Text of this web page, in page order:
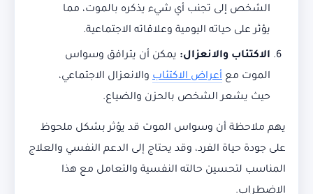
الشخص إلى تجنب أي شيء يذكره بالموت، مما
يؤثر على حياته اليومية وعلاقاته الاجتماعية.
الاكتئاب والانعزال: يمكن أن يترافق وسواس
الموت مع أعراض الاكتئاب والانعزال الاجتماعي،
حيث يشعر الشخص بالحزن والضياع.
يهم ملاحظة أن وسواس الموت قد يؤثر بشكل ملحوظ
على جودة حياة الفرد، وقد يحتاج إلى الدعم النفسي والعلاج
المناسب لتحسين حالته النفسية والتعامل مع هذا
الاضطراب.